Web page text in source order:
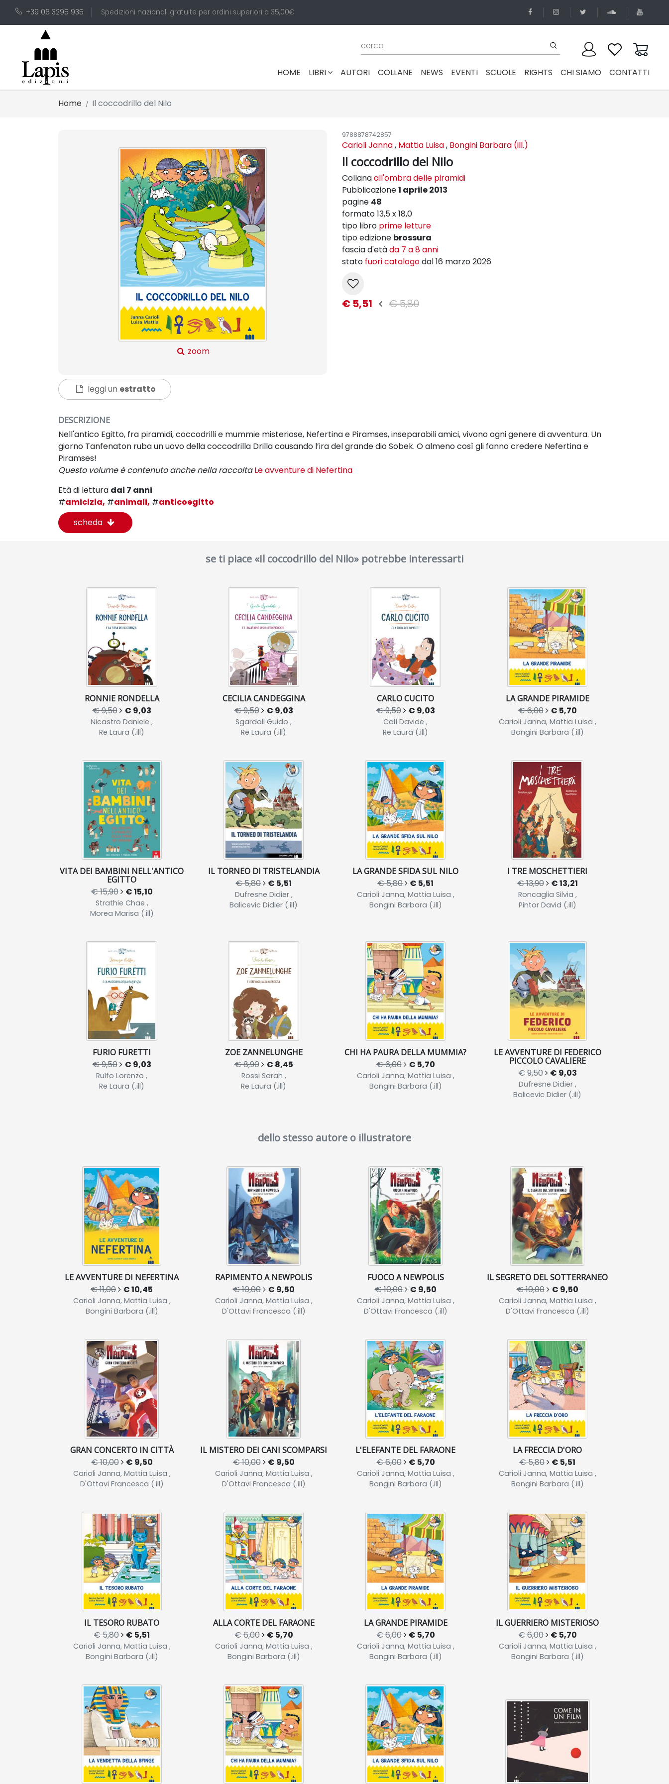
+39 06 3295 935 Spedizioni nazionali gratuite per ordini superiori a 35,00€
HOME (CURRENT)
LIBRI AUTORI COLLANE NEWS EVENTI SCUOLE RIGHTS CHI SIAMO CONTATTI
Home Il coccodrillo del Nilo
zoom
leggi un estratto
9788878742857
Carioli Janna, Mattia Luisa, Bongini Barbara (ill.)
Il coccodrillo del Nilo
Collanaall'ombra delle piramidi
Pubblicazione1 aprile 2013
pagine 48
formato 13,5 x 18,0
tipo libro prime letture
tipo edizione brossura
fascia d'etàda 7 a 8 anni
stato fuori catalogodal 16 marzo 2026
€ 5,51 € 5,80
DESCRIZIONE
Nell'antico Egitto, fra piramidi, coccodrilli e mummie misteriose, Nefertina e Piramses, inseparabili amici, vivono ogni genere di avventura. Un
giorno Tanfenaton ruba un uovo della coccodrilla Drilla causando l’ira del grande dio Sobek. O almeno così gli fanno credere Nefertina e
Piramses!
Questo volume è contenuto anche nella raccolta Le avventure di Nefertina
Età di lettura dai 7 anni
#amicizia, #animali, #anticoegitto
scheda
se ti piace «Il coccodrillo del Nilo» potrebbe interessarti
RONNIE RONDELLA
€ 9,50 € 9,03
Nicastro Daniele ,
Re Laura (.ill)
CECILIA CANDEGGINA
€ 9,50 € 9,03
Sgardoli Guido ,
Re Laura (.ill)
CARLO CUCITO
€ 9,50 € 9,03
Calì Davide ,
Re Laura (.ill)
LA GRANDE PIRAMIDE
€ 6,00 € 5,70
Carioli Janna, Mattia Luisa ,
Bongini Barbara (.ill)
VITA DEI BAMBINI NELL'ANTICO
EGITTO
€ 15,90 € 15,10
Strathie Chae ,
Morea Marisa (.ill)
IL TORNEO DI TRISTELANDIA
€ 5,80 € 5,51
Dufresne Didier ,
Balicevic Didier (.ill)
LA GRANDE SFIDA SUL NILO
€ 5,80 € 5,51
Carioli Janna, Mattia Luisa ,
Bongini Barbara (.ill)
I TRE MOSCHETTIERI
€ 13,90 € 13,21
Roncaglia Silvia ,
Pintor David (.ill)
FURIO FURETTI
€ 9,50 € 9,03
Rulfo Lorenzo ,
Re Laura (.ill)
ZOE ZANNELUNGHE
€ 8,90 € 8,45
Rossi Sarah ,
Re Laura (.ill)
CHI HA PAURA DELLA MUMMIA?
€ 6,00 € 5,70
Carioli Janna, Mattia Luisa ,
Bongini Barbara (.ill)
LE AVVENTURE DI FEDERICO
PICCOLO CAVALIERE
€ 9,50 € 9,03
Dufresne Didier ,
Balicevic Didier (.ill)
dello stesso autore o illustratore
LE AVVENTURE DI NEFERTINA
€ 11,00 € 10,45
Carioli Janna, Mattia Luisa ,
Bongini Barbara (.ill)
RAPIMENTO A NEWPOLIS
€ 10,00 € 9,50
Carioli Janna, Mattia Luisa ,
D'Ottavi Francesca (.ill)
FUOCO A NEWPOLIS
€ 10,00 € 9,50
Carioli Janna, Mattia Luisa ,
D'Ottavi Francesca (.ill)
IL SEGRETO DEL SOTTERRANEO
€ 10,00 € 9,50
Carioli Janna, Mattia Luisa ,
D'Ottavi Francesca (.ill)
GRAN CONCERTO IN CITTÀ
€ 10,00 € 9,50
Carioli Janna, Mattia Luisa ,
D'Ottavi Francesca (.ill)
IL MISTERO DEI CANI SCOMPARSI
€ 10,00 € 9,50
Carioli Janna, Mattia Luisa ,
D'Ottavi Francesca (.ill)
L'ELEFANTE DEL FARAONE
€ 6,00 € 5,70
Carioli Janna, Mattia Luisa ,
Bongini Barbara (.ill)
LA FRECCIA D'ORO
€ 5,80 € 5,51
Carioli Janna, Mattia Luisa ,
Bongini Barbara (.ill)
IL TESORO RUBATO
€ 5,80 € 5,51
Carioli Janna, Mattia Luisa ,
Bongini Barbara (.ill)
ALLA CORTE DEL FARAONE
€ 6,00 € 5,70
Carioli Janna, Mattia Luisa ,
Bongini Barbara (.ill)
LA GRANDE PIRAMIDE
€ 6,00 € 5,70
Carioli Janna, Mattia Luisa ,
Bongini Barbara (.ill)
IL GUERRIERO MISTERIOSO
€ 6,00 € 5,70
Carioli Janna, Mattia Luisa ,
Bongini Barbara (.ill)